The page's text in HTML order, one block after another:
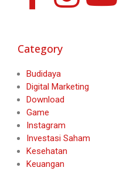
Category
Budidaya
Digital Marketing
Download
Game
Instagram
Investasi Saham
Kesehatan
Keuangan